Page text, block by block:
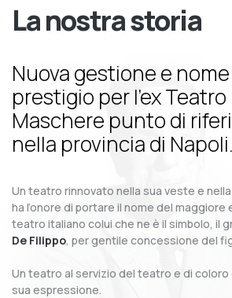
La nostra storia
Nuova gestione e
prestigio per l’ex Teatro
Maschere punto di
nella provincia di Napoli.
Un teatro rinnovato nella sua veste e
ha l’onore di portare il nome del
teatro italiano colui che ne è il simbolo, il
De Filippo, per gentile concessione del
Un teatro al servizio del teatro e di coloro
sua espressione.